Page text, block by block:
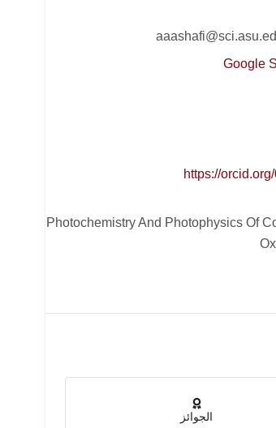
Google
https://
Photochemistry And Photophysics Of
الجوائز